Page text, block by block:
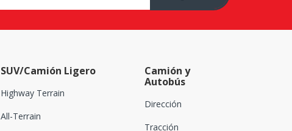
SUV/Camión Ligero
Highway Terrain
All-Terrain
Camión y
Autobús
Dirección
Tracción